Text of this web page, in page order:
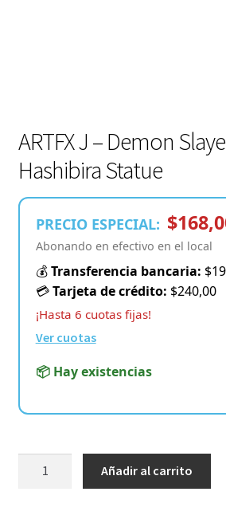
ARTFX J – Demon
Hashibira Statue
PRECIO ESPECIAL:
Abonando en efectivo en el local
💰Transferencia bancaria:
💳Tarjeta de crédito: $240,00
¡Hasta 6 cuotas fijas!
Ver cuotas
📦 Hay existencias
Añadir al carrito